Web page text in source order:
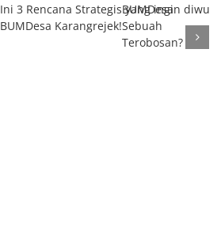
Ini 3 Rencana Strategis yang ingin
BUMDesa Karangrejek!
BUMDesa
Sebuah
Terobosan?